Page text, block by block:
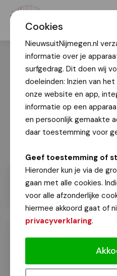
Cookies
NieuwsuitNijmegen.nl
informatie over je
surfgedrag. Dit doen wij
doeleinden: Inzien van
onze website en app,
informatie op een
en persoonlijk gemaakte
daar toestemming voor
Geef toestemming of
Hieronder kun je via de
gaan met alle cookies.
voor alle afzonderlijke
hiermee akkoord gaat of
privacyverklaring.
Ambachten in
Van onze redactie